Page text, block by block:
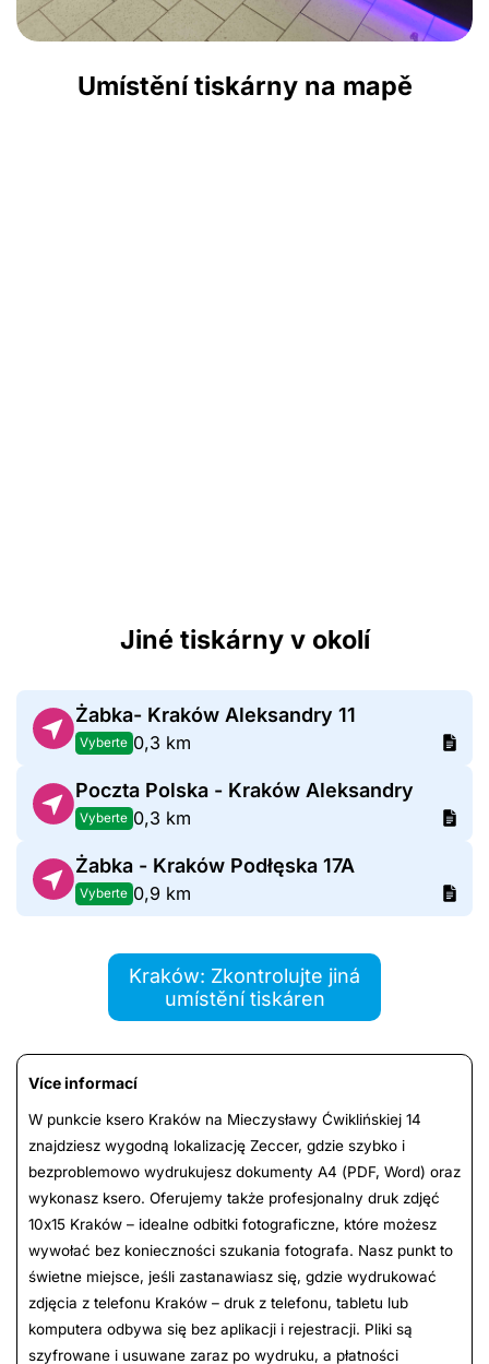
Umístění tiskárny na mapě
Jiné tiskárny v okolí
Żabka- Kraków Aleksandry 11
Vyberte 0,3 km
Poczta Polska - Kraków Aleksandry
Vyberte 0,3 km
Żabka - Kraków Podłęska 17A
Vyberte 0,9 km
Kraków: Zkontrolujte jiná
umístění tiskáren
Více informací
W punkcie ksero Kraków na Mieczysławy Ćwiklińskiej 14
znajdziesz wygodną lokalizację Zeccer, gdzie szybko i
bezproblemowo wydrukujesz dokumenty A4 (PDF, Word) oraz
wykonasz ksero. Oferujemy także profesjonalny druk zdjęć
10x15 Kraków – idealne odbitki fotograficzne, które możesz
wywołać bez konieczności szukania fotografa. Nasz punkt to
świetne miejsce, jeśli zastanawiasz się, gdzie wydrukować
zdjęcia z telefonu Kraków – druk z telefonu, tabletu lub
komputera odbywa się bez aplikacji i rejestracji. Pliki są
szyfrowane i usuwane zaraz po wydruku, a płatności